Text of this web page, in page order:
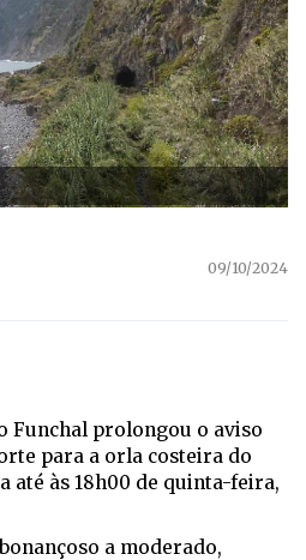
09/10/2024
Funchal prolongou o aviso
para a orla costeira do
até às 18h00 de quinta-feira,
a moderado,